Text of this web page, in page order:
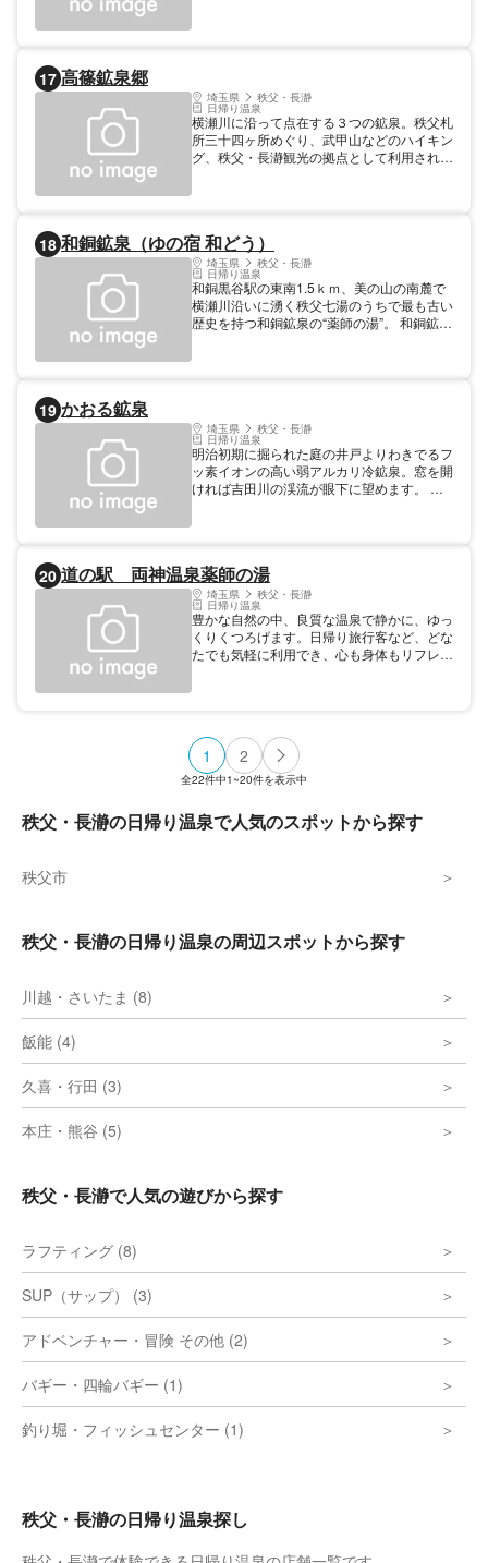
17 高篠鉱泉郷
埼玉県 秩父・長瀞
日帰り温泉
横瀬川に沿って点在する３つの鉱泉。秩父札
所三十四ヶ所めぐり、武甲山などのハイキン
グ、秩父・長瀞観光の拠点として利用されて
18 和銅鉱泉（ゆの宿 和どう）
埼玉県 秩父・長瀞
日帰り温泉
和銅黒谷駅の東南1.5ｋｍ、美の山の南麓で
横瀬川沿いに湧く秩父七湯のうちで最も古い
歴史を持つ和銅鉱泉の“薬師の湯”。 和銅鉱泉
た。 周辺には遺跡巡りと桜の名所で知られ
る美の山へのハイキングコースがあります。
19 かおる鉱泉
埼玉県 秩父・長瀞
日帰り温泉
明治初期に掘られた庭の井戸よりわきでるフ
ッ素イオンの高い弱アルカリ冷鉱泉。窓を開
ければ吉田川の渓流が眼下に望めます。 亭
20 道の駅 両神温泉薬師の湯
埼玉県 秩父・長瀞
日帰り温泉
豊かな自然の中、良質な温泉で静かに、ゆっ
くりくつろげます。日帰り旅行客など、どな
たでも気軽に利用でき、心も身体もリフレッ
1 2
全22件中1~20件を表示中
秩父・長瀞の日帰り温泉で人気のスポットから探す
秩父市
秩父・長瀞の日帰り温泉の周辺スポットから探す
川越・さいたま (8)
飯能 (4)
久喜・行田 (3)
本庄・熊谷 (5)
秩父・長瀞で人気の遊びから探す
ラフティング (8)
SUP（サップ） (3)
アドベンチャー・冒険 その他 (2)
バギー・四輪バギー (1)
釣り堀・フィッシュセンター (1)
秩父・長瀞の日帰り温泉探し